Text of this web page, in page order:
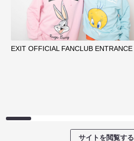
EXIT OFFICIAL FANCLUB ENTRANCE
サイトを閲覧する